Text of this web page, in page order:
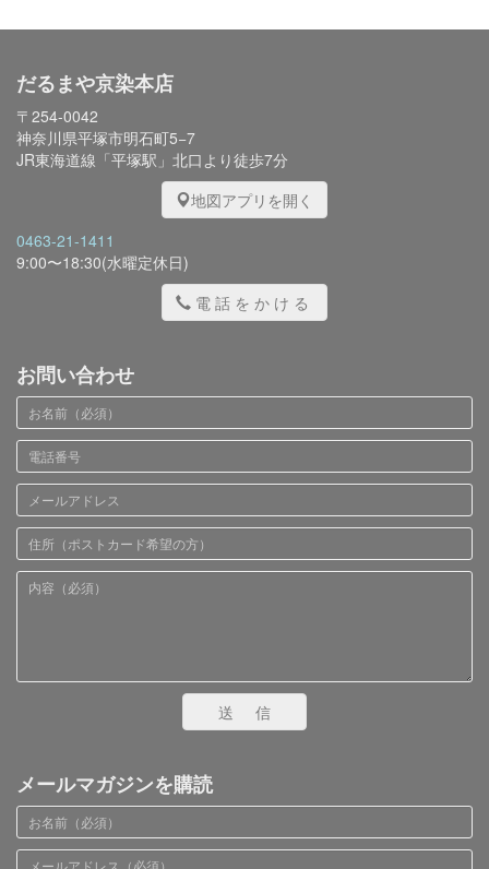
だるまや京染本店
〒254-0042
神奈川県平塚市明石町5−7
JR東海道線「平塚駅」北口より徒歩7分
地図アプリを開く
0463-21-1411
9:00〜18:30(水曜定休日)
電話をかける
お問い合わせ
送信
メールマガジンを購読